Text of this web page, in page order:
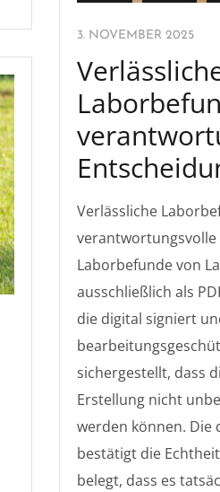
3. NOVEMBER 2025
Verlässliche
verantwortungsvolle
Laborbefunde von
ausschließlich als
die digital signiert
sichergestellt, dass
Erstellung nicht
werden können. Die
bestätigt die
belegt, dass es